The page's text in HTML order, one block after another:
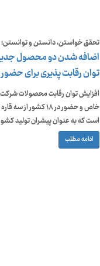
تحقق خواستن، دانستن و توانستن؛
اضافه شدن دو محصول
توان رقابت پذیری برای حضور
افزایش توان رقابت محصولات شرکت
خاص و حضور در ۱۸
است که به عنوان پیشران تولید
ادامه مطلب